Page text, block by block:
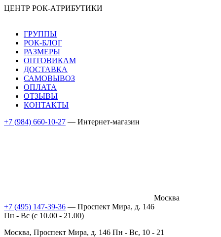
ЦЕНТР РОК-АТРИБУТИКИ
ГРУППЫ
РОК-БЛОГ
РАЗМЕРЫ
ОПТОВИКАМ
ДОСТАВКА
САМОВЫВОЗ
ОПЛАТА
ОТЗЫВЫ
КОНТАКТЫ
+7 (984) 660-10-27 — Интернет-магазин
Москва
+7 (495) 147-39-36 — Проспект Мира, д. 146
Пн - Вс (c 10.00 - 21.00)
Москва, Проспект Мира, д. 146 Пн - Вс, 10 - 21